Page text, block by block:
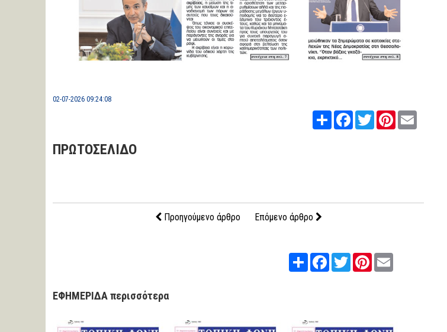
02-07-2026 09:24:08
Share FacebookTwitterPinterest
ΠΡΩΤΟΣΕΛΙΔΟ
Προηγούμενο άρθρο Επόμενο άρθρο
Share FacebookTwitterPinterest
ΕΦΗΜΕΡΙΔΑ περισσότερα